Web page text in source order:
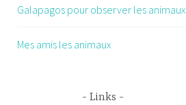
Galapagos pour observer les animaux
Mes amis les animaux
Links